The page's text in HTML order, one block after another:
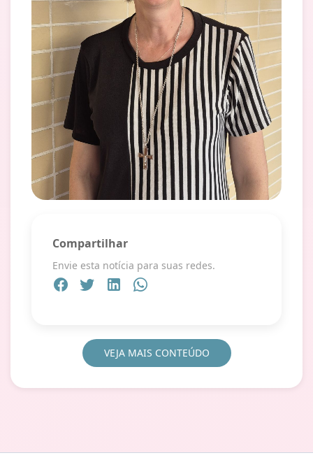
Compartilhar
Envie esta notícia para suas redes.
VEJA MAIS CONTEÚDO